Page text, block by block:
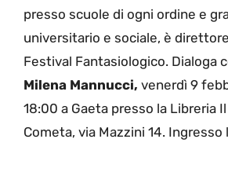
presso scuole di ogni ordine e
universitario e sociale, è
Festival Fantasiologico. Dialoga
Milena Mannucci, venerdì 9
18:00 a Gaeta presso la Libreria
Cometa, via Mazzini 14. Ingresso